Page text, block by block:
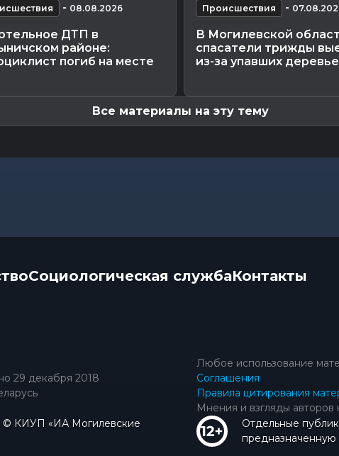
- 08.08.2026
ДТП в
районе:
погиб на месте
Происшествия -
В Могилевской
спасатели трижды
из-за упавших
Все материалы на эту тему
Социологическая службаКонтакты
29 декабря 2018
Любое использование
Соглашения
Правила цитирования
Мнения и взгляды авторов
© КИУП «ИА Могилевские
Отдельные
предназначенную